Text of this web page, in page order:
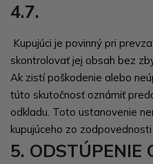
4.7.
Kupujúci je povinný pri
skontrolovať jej obsah bez
Ak zistí poškodenie alebo
túto skutočnosť oznámiť
odkladu. Toto ustanovenie
kupujúceho zo
5. ODSTÚPENIE